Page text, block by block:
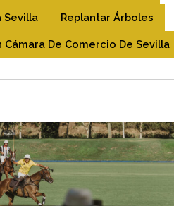
Sevilla Replantar Árboles
Cámara De Comercio De Sevilla